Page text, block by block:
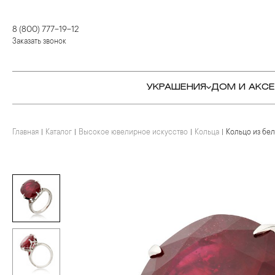
8 (800) 777-19-12
Заказать звонок
УКРАШЕНИЯ
КОЛЬЦА
ПОДВЕСКИ И КРЕСТЫ
БРОШИ
ЦЕПИ
ДОМ И
СТОЛОВЫЕ ПРИБОРЫ
ДЛЯ ЧАЯ
ДЛЯ КОФЕ
ДЕТЯМ
КОЛЬЦА
БРАСЛЕТЫ
КОЛЬЕ И ПОДВЕСКИ
КАМНЕРЕЗНОЕ
ИСКУССТВО
Главная Каталог Высокое ювелирное искусство Кольца Кольцо из